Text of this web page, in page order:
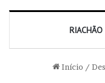
Início /